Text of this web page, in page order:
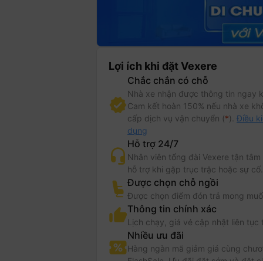
Lợi ích khi đặt Vexere
Chắc chắn có chỗ
Nhà xe nhận được thông tin ngay
Cam kết hoàn 150% nếu nhà xe
cấp dịch vụ vận chuyển (*). Điều
dụng
Hỗ trợ 24/7
Nhân viên tổng đài Vexere tận
hỗ trợ khi gặp trục trặc hoặc sự cố.
Được chọn chỗ ngồi
Được chọn điểm đón trả mong
Thông tin chính xác
Lịch chạy, giá vé cập nhật liên tục
Nhiều ưu đãi
Hàng ngàn mã giảm giá cùng